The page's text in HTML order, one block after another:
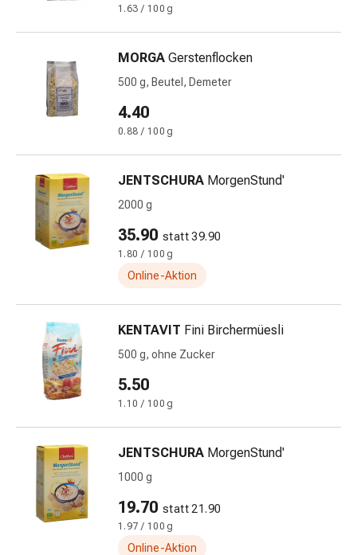
Netzverbände
Verbrennungen
Sonnenbrand
Verbandwechsel-
Wundauflagen
Wundbehandlung
Wundsprays
Wundverschlussstreifen
-
kleber
Ziehsalbe
Ohren
Augen
Ohrenbeschwerden
Augentropfen
Augenentzündungen
Augenverbände
Augenhygiene
1.63 / 100 g
MORGA Gerstenflocken
500 g, Beutel, Demeter
4.40
0.88 / 100 g
JENTSCHURA MorgenStund'
2000 g
35.90 statt 39.90
1.80 / 100 g
Online-Aktion
KENTAVIT Fini Birchermüesli
500 g, ohne Zucker
5.50
1.10 / 100 g
JENTSCHURA MorgenStund'
1000 g
19.70 statt 21.90
1.97 / 100 g
Online-Aktion